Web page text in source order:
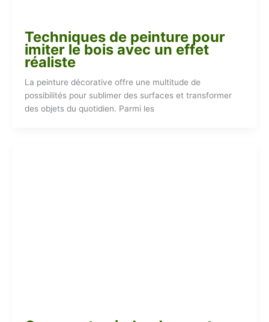
Techniques de peinture pour
imiter le bois avec un effet
réaliste
La peinture décorative offre une multitude de
possibilités pour sublimer des surfaces et transformer
des objets du quotidien. Parmi les